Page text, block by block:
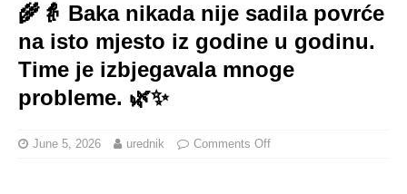
🌾👵 Baka nikada nije sadila povrće
na isto mjesto iz godine u godinu.
Time je izbjegavala mnoge
probleme. 🌿✨
June 5, 2026 urednik Comments Off